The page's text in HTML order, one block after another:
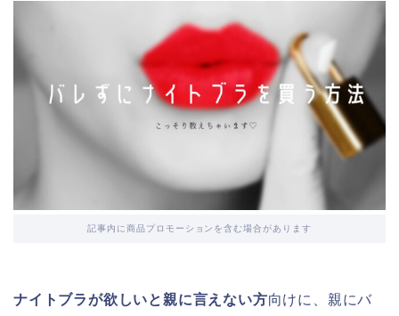
記事内に商品プロモーションを含む場合があります
ナイトブラが欲しいと親に言えない方向けに、親にバ